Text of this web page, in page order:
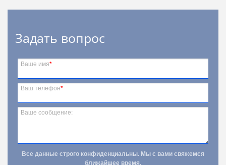
Задать вопрос
Ваше имя*
Ваш телефон*
Ваше сообщение:
Все данные строго конфиденциальны. Мы с вами свяжемся
ближайшее время.